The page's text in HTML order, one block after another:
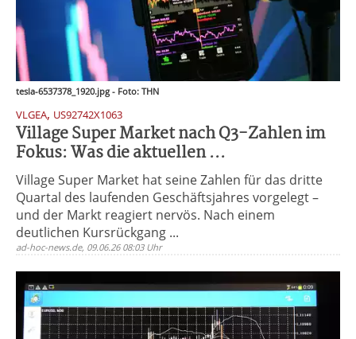
tesla-6537378_1920.jpg - Foto: THN
VLGEA, US92742X1063
Village Super Market nach Q3-Zahlen im
Fokus: Was die aktuellen ...
Village Super Market hat seine Zahlen für das dritte
Quartal des laufenden Geschäftsjahres vorgelegt –
und der Markt reagiert nervös. Nach einem
deutlichen Kursrückgang ...
ad-hoc-news.de, 09.06.26 08:03 Uhr